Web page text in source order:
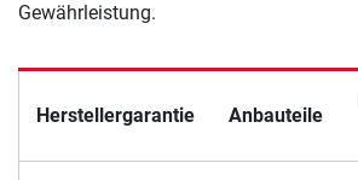
Gewährleistung.
Herstellergarantie Anbauteile